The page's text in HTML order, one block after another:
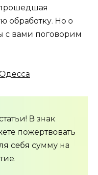
обработку. Но о
с вами поговорим
В знак
пожертвовать
себя сумму на